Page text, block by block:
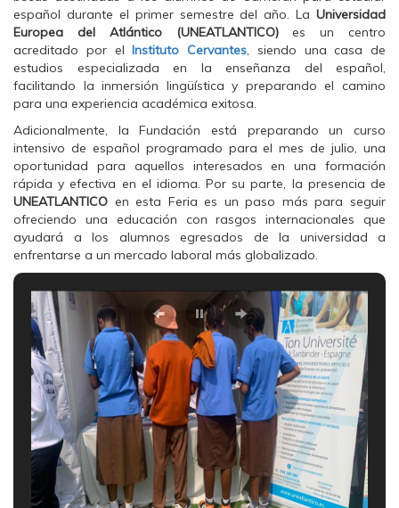
n
t
a
n
a
n
u
e
v
a
t
a
n
v
a
)
n
t
a
n
n
u
e
v
a
español durante el primer semestre del año. La Universidad
Europea del Atlántico (UNEATLANTICO)es un centro
acreditado por elInstituto Cervantes, siendo una casa de
estudios especializada en la enseñanza del español,
facilitando la inmersión lingüística y preparando el camino
para una experiencia académica exitosa.
Adicionalmente, la Fundación está preparando un curso
intensivo de español programado para el mes de julio, una
oportunidad para aquellos interesados en una formación
rápida y efectiva en el idioma. Por su parte, la presencia de
UNEATLANTICO en esta Feria es un paso más para seguir
ofreciendo una educación con rasgos internacionales que
ayudará a los alumnos egresados de la universidad a
enfrentarse a un mercado laboral más globalizado.